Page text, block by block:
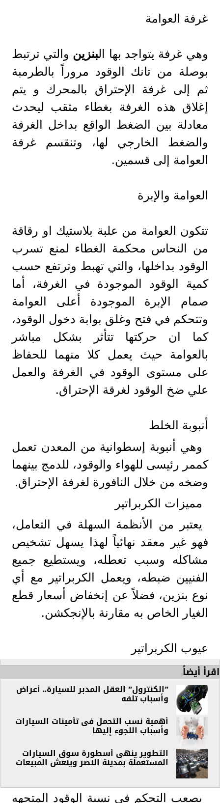
غرفة العوامة
وهي غرفة يتواجد بها البنزين والتي ترتبط
بوصلة من تانك الوقود مروراً بالطرمبة
ثم إلى غرفة الإحتراق بالمحرك و يتم
إغلاق هذه الغرفة بغطاء مثقب ليحدث
معادلة بين الضغط الواقع بداخل الغرفة
والضغط الخارجي لها، وتنقسم غرفة
العوامة إلى قسمين.
العوامة والإبرة
تتكون العوامة من علبة بلاستيك او رقاقة
من النحاس محكمة الغطاء لمنع تسرب
الوقود بداخلها، والتي تهبط وترتفع حسب
كمية الوقود الموجودة في الغرفة، أما
صمام الإبرة الموجودة أعلى العوامة
وتتحكم في فتح وغلق بوابة دخول الوقود،
كما ان حركتها تتأثر بشكل مباشر
بالعوامة حيث يعمل كلا منهما للحفاظ
على مستوى الوقود في الغرفة والعمل
علي ضخ الوقود لغرقة الإحتراق.
أنبوبة الخلط
وهي أنبوبة إسطوانية من المعدن تعمل
كممر رئيسى للهواء والوقود، للدمج بينهما
وضخه من خلال النافورة لغرفة الإحتراق.
مميزات الكربراتير
يعتبر من الأنظمة السهلة في التعامل،
فهو غير معقد نهائياً لهذا يسهل تشخيص
مشاكله وسبب تعطله، ويستطيع جميع
الفنيين ضبطه، ويعمل الكربراتير مع أي
نوع بنزين، فضلاً عن إنخفاض أسعار قطع
الغيار الخاص به مقارنة بالإنجكشن.
عيوب الكربراتير
اقرأ أيضاً
”الكنترول” العقل المدبر للسيارة.. أعراض
وأسباب تلفه
أهمية نسب التحمل فى تأمينات السيارات
وأسباب اللجوء إليها
التطوير ينهى أسطورة سوق السيارات
المستعملة بمدينة النصر وينعش المبيعات
يصعب التحكم في نسبة الوقود المتجهه